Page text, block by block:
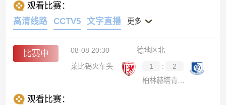
观看比赛：
高清线路
CCTV5 文字直播 更多
比赛中 08-08 20:30
德地区北
莱比锡火车头
1 :
2
柏林赫塔青年队
观看比赛：